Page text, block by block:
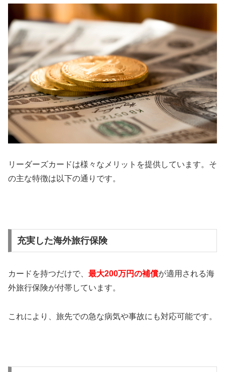
リーダーズカードは様々なメリットを提供しています。そ
の主な特徴は以下の通りです。
充実した海外旅行保険
カードを持つだけで、 最大200万円の補償が適用される海
外旅行保険が付帯しています。
これにより、旅先での急な病気や事故にも対応可能です​​。